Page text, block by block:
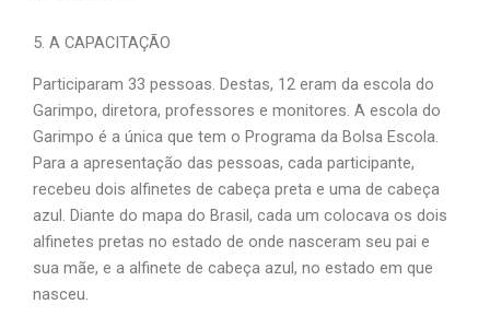
5. A CAPACITAÇÃO
Participaram 33 pessoas. Destas, 12 eram da escola do
Garimpo, diretora, professores e monitores. A escola do
Garimpo é a única que tem o Programa da Bolsa Escola.
Para a apresentação das pessoas, cada participante,
recebeu dois alfinetes de cabeça preta e uma de cabeça
azul. Diante do mapa do Brasil, cada um colocava os dois
alfinetes pretas no estado de onde nasceram seu pai e
sua mãe, e a alfinete de cabeça azul, no estado em que
nasceu.